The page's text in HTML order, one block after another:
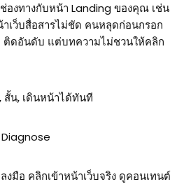
องทางกับหน้า Landing ของคุณ เช่น
เว็บสื่อสารไม่ชัด คนหลุดก่อนกรอก
ดอันดับ แต่บทความไม่ชวนให้คลิก
สั้น, เดินหน้าได้ทันที
งมือ คลิกเข้าหน้าเว็บจริง ดูคอนเทนต์